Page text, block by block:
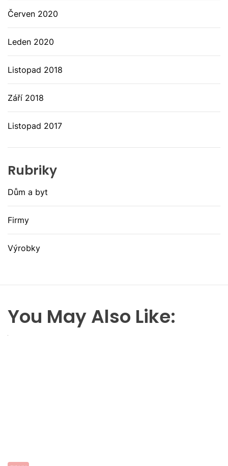
Červen 2020
Leden 2020
Listopad 2018
Září 2018
Listopad 2017
Rubriky
Dům a byt
Firmy
Výrobky
You May Also Like: